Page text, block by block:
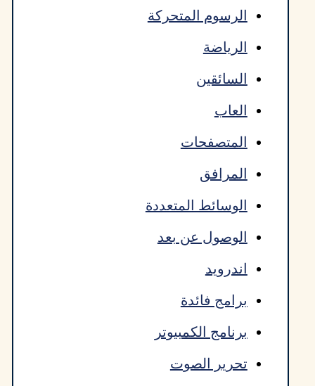
الرسوم المتحركة
السائقين
المتصفحات
المرافق
الوسائط المتعددة
الوصول عن بعد
برامج فائدة
برنامج الكمبيوتر
تحرير الصوت